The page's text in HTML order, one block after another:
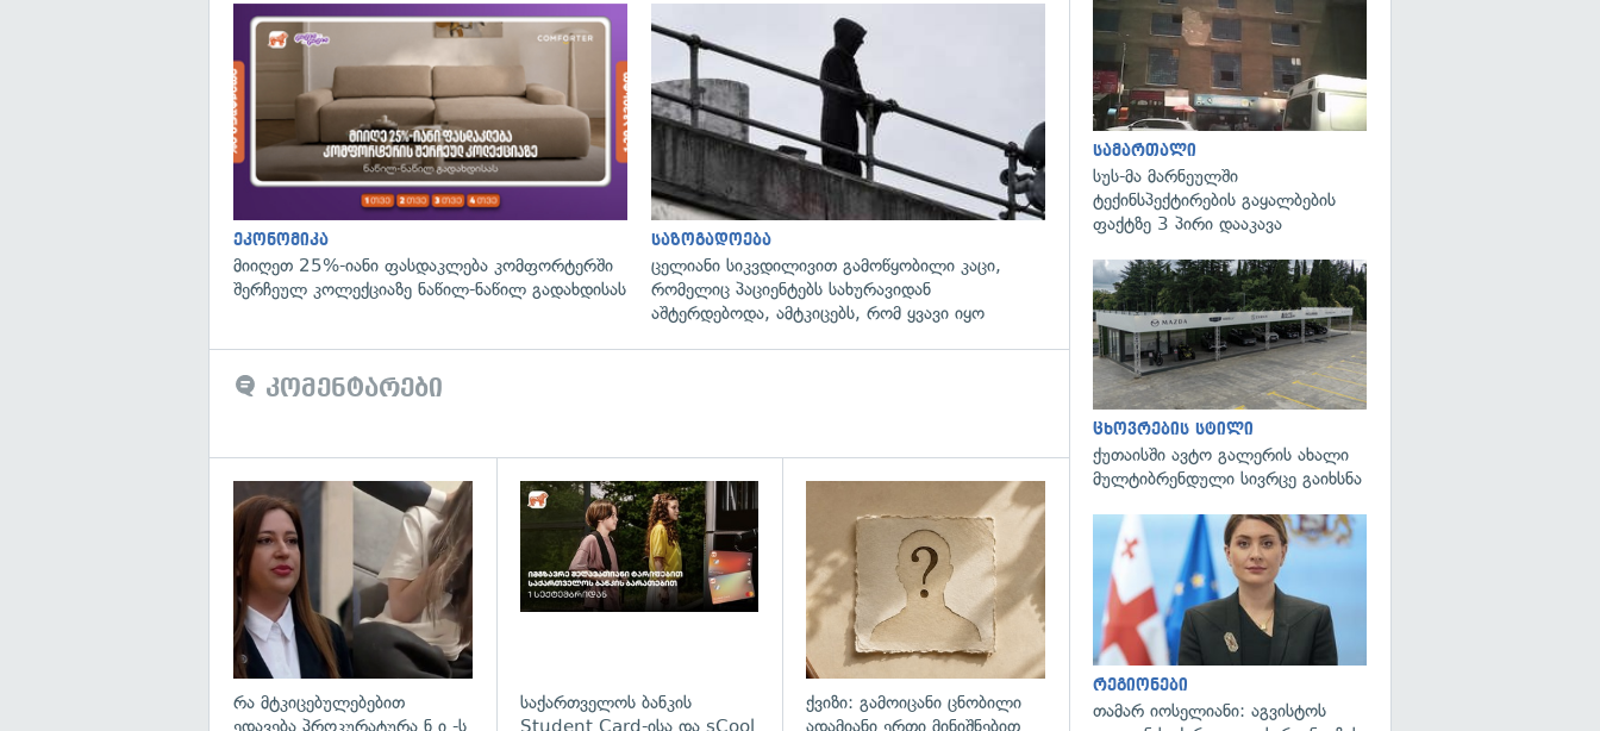
ეკონომიკა
მიიღეთ 25%-იანი ფასდაკლება კომფორტერში
შერჩეულ კოლექციაზე ნაწილ-ნაწილ გადახდისას
გადახედვა
საზოგადოება
ცელიანი სიკვდილივით გამოწყობილი კაცი,
რომელიც პაციენტებს სახურავიდან
აშტერდებოდა, ამტკიცებს, რომ ყვავი იყო
კომენტარები
გადახედვა
რა მტკიცებულებებით
ედავება პროკურატურა ნ.ი.-ს
საქართველოს ბანკის
Student Card-ისა და sCool
ქვიზი: გამოიცანი ცნობილი
ადამიანი ერთი მინიშნებით
სამართალი
სუს-მა მარნეულში
ტექინსპექტირების გაყალბების
ფაქტზე 3 პირი დააკავა
ცხოვრების სტილი
ქუთაისში ავტო გალერის ახალი
მულტიბრენდული სივრცე გაიხსნა
რეგიონები
თამარ იოსელიანი: აგვისტოს